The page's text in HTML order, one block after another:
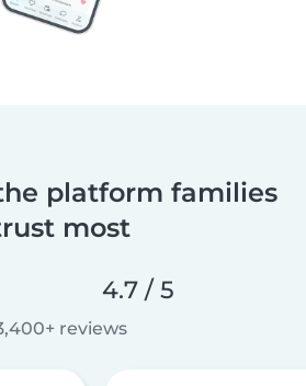
platform families
most
4.7 / 5
reviews